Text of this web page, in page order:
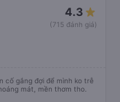
4.3
(715 đánh giá)
cố gắng đợi để mình ko trễ
mát, mền thơm tho.